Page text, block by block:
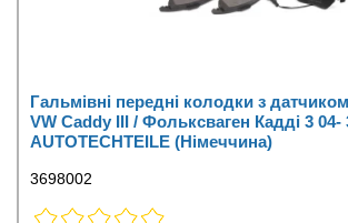
Гальмівні передні колодки з
VW Caddy III / Фольксваген Кадді 3 04-
AUTOTECHTEILE (Німеччина)
3698002